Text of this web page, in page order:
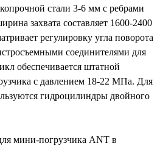
стали 3-6 мм с ребрами
захвата составляет 1600-2400
регулировку угла поворота
соединителями для
обеспечивается штатной
с давлением 18-22 МПа. Для
гидроцилиндры двойного
мини-погрузчика ANT в